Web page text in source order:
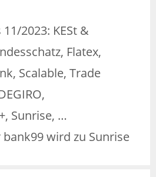
2023: KESt &
Flatex,
Scalable, Trade
Sunrise, …
bank99 wird zu Sunrise